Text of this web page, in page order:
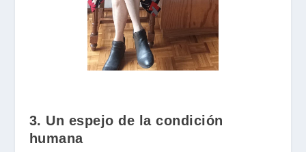
3. Un espejo de la condición
humana